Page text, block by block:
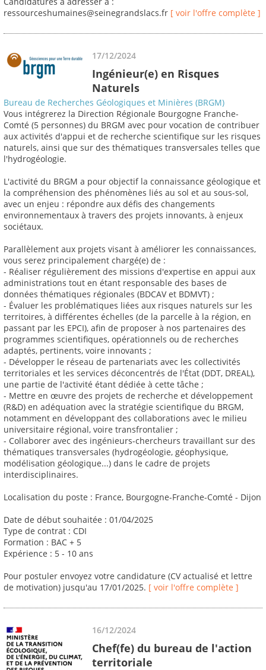
ressourceshumaines@seinegrandslacs.fr [ voir l'offre complète ]
17/12/2024
Ingénieur(e) en Risques
Naturels
Bureau de Recherches Géologiques et Minières (BRGM)
Vous intégrerez la Direction Régionale Bourgogne Franche-
Comté (5 personnes) du BRGM avec pour vocation de contribuer
aux activités d'appui et de recherche scientifique sur les risques
naturels, ainsi que sur des thématiques transversales telles que
l'hydrogéologie.
L'activité du BRGM a pour objectif la connaissance géologique et
la compréhension des phénomènes liés au sol et au sous-sol,
avec un enjeu : répondre aux défis des changements
environnementaux à travers des projets innovants, à enjeux
sociétaux.
Parallèlement aux projets visant à améliorer les connaissances,
vous serez principalement chargé(e) de :
- Réaliser régulièrement des missions d'expertise en appui aux
administrations tout en étant responsable des bases de
données thématiques régionales (BDCAV et BDMVT) ;
- Évaluer les problématiques liées aux risques naturels sur les
territoires, à différentes échelles (de la parcelle à la région, en
passant par les EPCI), afin de proposer à nos partenaires des
programmes scientifiques, opérationnels ou de recherches
adaptés, pertinents, voire innovants ;
- Développer le réseau de partenariats avec les collectivités
territoriales et les services déconcentrés de l'État (DDT, DREAL),
une partie de l'activité étant dédiée à cette tâche ;
- Mettre en œuvre des projets de recherche et développement
(R&D) en adéquation avec la stratégie scientifique du BRGM,
notamment en développant des collaborations avec le milieu
universitaire régional, voire transfrontalier ;
- Collaborer avec des ingénieurs-chercheurs travaillant sur des
thématiques transversales (hydrogéologie, géophysique,
modélisation géologique...) dans le cadre de projets
interdisciplinaires.
Localisation du poste : France, Bourgogne-Franche-Comté - Dijon
Date de début souhaitée : 01/04/2025
Type de contrat : CDI
Formation : BAC + 5
Expérience : 5 - 10 ans
Pour postuler envoyez votre candidature (CV actualisé et lettre
de motivation) jusqu'au 17/01/2025. [ voir l'offre complète ]
16/12/2024
Chef(fe) du bureau de l'action
territoriale